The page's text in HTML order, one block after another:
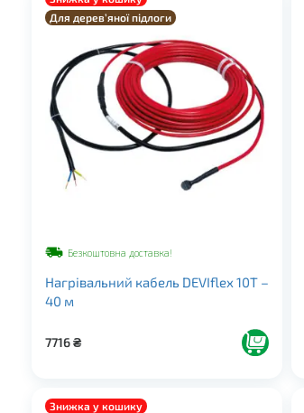
Для дерев’яної підлоги
Безкоштовна доставка!
Нагрівальний кабель DEVIflex 10Т –
40 м
7716₴
Знижка у кошику